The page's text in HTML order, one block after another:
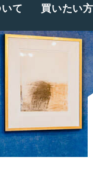
て 買いたい方